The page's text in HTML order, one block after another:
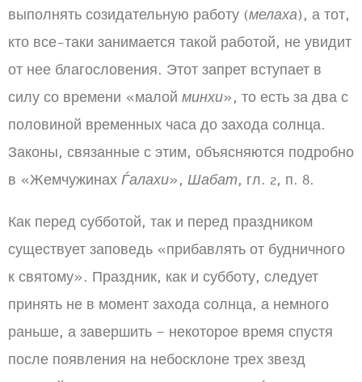
выполнять созидательную работу (мелаха), а тот,
кто все-таки занимается такой работой, не увидит
от нее благословения. Этот запрет вступает в
силу со времени «малой минхи», то есть за два с
половиной временных часа до захода солнца.
Законы, связанные с этим, объясняются подробно
в «Жемчужинах Ѓалахи», Шабат, гл. 2, п. 8.
Как перед субботой, так и перед праздником
существует заповедь «прибавлять от будничного
к святому». Праздник, как и субботу, следует
принять не в момент захода солнца, а немного
раньше, а завершить – некоторое время спустя
после появления на небосклоне трех звезд